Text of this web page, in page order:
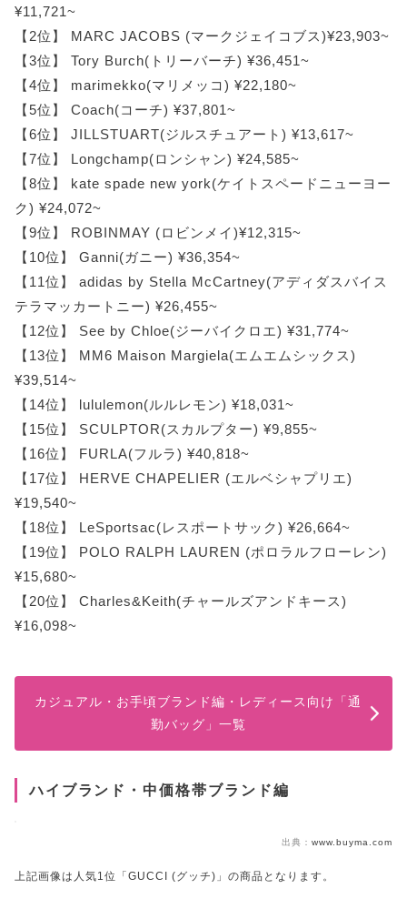
¥11,721~
【2位】 MARC JACOBS (マークジェイコブス)¥23,903~
【3位】 Tory Burch(トリーバーチ) ¥36,451~
【4位】 marimekko(マリメッコ) ¥22,180~
【5位】 Coach(コーチ) ¥37,801~
【6位】 JILLSTUART(ジルスチュアート) ¥13,617~
【7位】 Longchamp(ロンシャン) ¥24,585~
【8位】 kate spade new york(ケイトスペードニューヨー
ク) ¥24,072~
【9位】 ROBINMAY (ロビンメイ)¥12,315~
【10位】 Ganni(ガニー) ¥36,354~
【11位】 adidas by Stella McCartney(アディダスバイス
テラマッカートニー) ¥26,455~
【12位】 See by Chloe(ジーバイクロエ) ¥31,774~
【13位】 MM6 Maison Margiela(エムエムシックス)
¥39,514~
【14位】 lululemon(ルルレモン) ¥18,031~
【15位】 SCULPTOR(スカルプター) ¥9,855~
【16位】 FURLA(フルラ) ¥40,818~
【17位】 HERVE CHAPELIER (エルベシャプリエ)
¥19,540~
【18位】 LeSportsac(レスポートサック) ¥26,664~
【19位】 POLO RALPH LAUREN (ポロラルフローレン)
¥15,680~
【20位】 Charles&Keith(チャールズアンドキース)
¥16,098~
カジュアル・お手頃ブランド編・レディース向け「通
勤バッグ」一覧
ハイブランド・中価格帯ブランド編
出典： www.buyma.com
上記画像は人気1位「GUCCI (グッチ)」の商品となります。